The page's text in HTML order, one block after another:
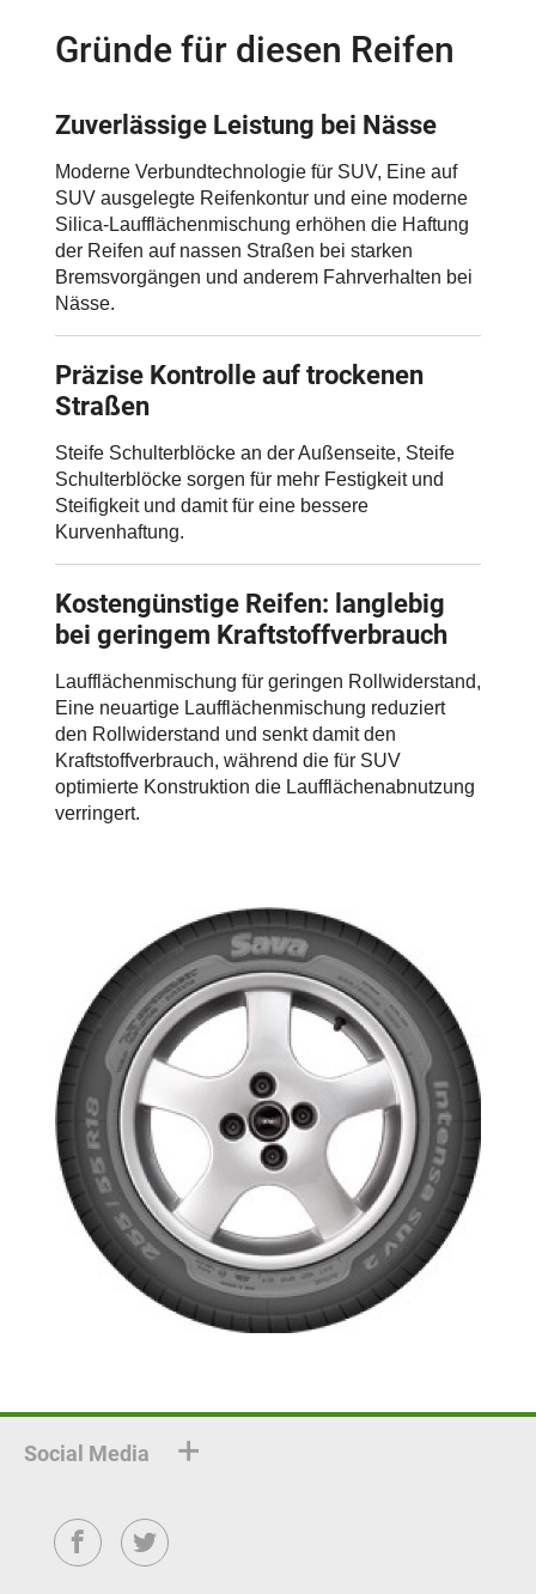
Gründe für diesen Reifen
Zuverlässige Leistung bei Nässe
Moderne Verbundtechnologie für SUV, Eine auf
SUV ausgelegte Reifenkontur und eine moderne
Silica-Laufflächenmischung erhöhen die Haftung
der Reifen auf nassen Straßen bei starken
Bremsvorgängen und anderem Fahrverhalten bei
Nässe.
Präzise Kontrolle auf trockenen
Straßen
Steife Schulterblöcke an der Außenseite, Steife
Schulterblöcke sorgen für mehr Festigkeit und
Steifigkeit und damit für eine bessere
Kurvenhaftung.
Kostengünstige Reifen: langlebig
bei geringem Kraftstoffverbrauch
Laufflächenmischung für geringen Rollwiderstand,
Eine neuartige Laufflächenmischung reduziert
den Rollwiderstand und senkt damit den
Kraftstoffverbrauch, während die für SUV
optimierte Konstruktion die Laufflächenabnutzung
verringert.
Social Media
FacebookTwitter